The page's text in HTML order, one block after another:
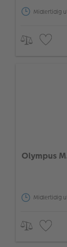
Midlertidig
Olympus
Midlertidig